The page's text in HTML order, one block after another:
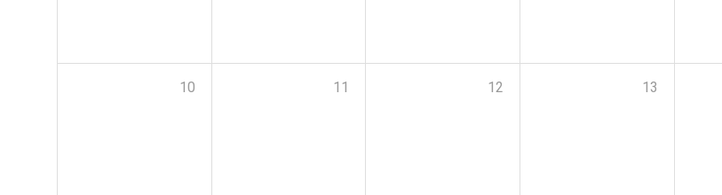
10 11 12 13